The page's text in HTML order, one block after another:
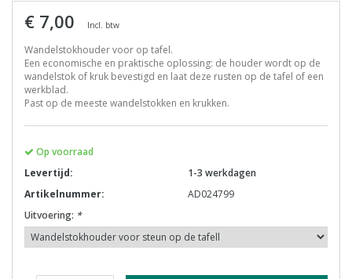
€ 7,00 Incl. btw
Wandelstokhouder voor op tafel.
Een economische en praktische oplossing: de houder wordt op de
wandelstok of kruk bevestigd en laat deze rusten op de tafel of een
werkblad.
Past op de meeste wandelstokken en krukken.
Op voorraad
Levertijd:
1-3 werkdagen
Artikelnummer:
AD024799
Uitvoering: *